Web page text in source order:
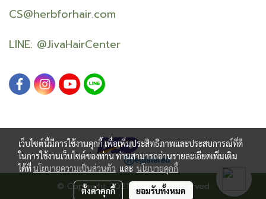
CS@herbforhair.com
LINE: @JivaHairCenter
© Copyright 2021 All Rights Reserved
เว็บไซต์นี้มีการใช้งานคุกกี้ เพื่อเพิ่มประสิทธิภาพและประสบการณ์ที่ดี
ในการใช้งานเว็บไซต์ของท่าน ท่านสามารถอ่านรายละเอียดเพิ่มเติม
ได้ที่นโยบายความเป็นส่วนตัว และ นโยบายคุกกี้
ตั้งค่าคุกกี้ ยอมรับทั้งหมด